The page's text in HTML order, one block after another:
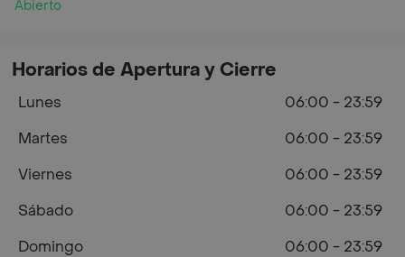
Abierto
Horarios de Apertura y Cierre
Lunes
06:00 - 23:59
Martes
06:00 - 23:59
Viernes
06:00 - 23:59
Sábado
06:00 - 23:59
Domingo
06:00 - 23:59